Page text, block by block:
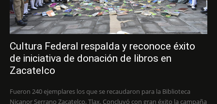
Cultura Federal respalda y reconoce éxito
de iniciativa de donación de libros en
Zacatelco
Fueron 240 ejemplares los que se recaudaron para la Biblioteca
Nicanor Serrano Zacatelco, Tlax. Concluyó con gran éxito la campaña